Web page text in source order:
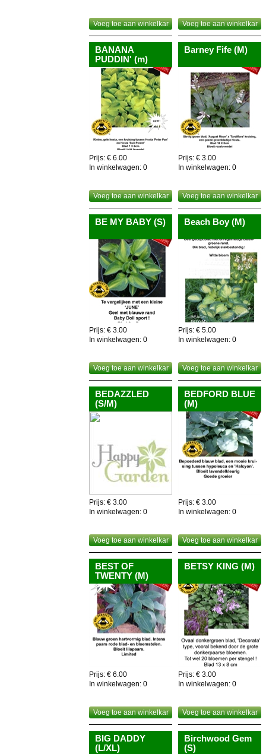
Voeg toe aan winkelkar Voeg toe aan winkelkar
BANANA
PUDDIN' (m)
Prijs: € 6.00
In winkelwagen: 0
Voeg toe aan winkelkar
Barney Fife (M)
Prijs: € 3.00
In winkelwagen: 0
Voeg toe aan winkelkar
BE MY BABY (S)
Prijs: € 3.00
In winkelwagen: 0
Voeg toe aan winkelkar
Beach Boy (M)
Prijs: € 5.00
In winkelwagen: 0
Voeg toe aan winkelkar
BEDAZZLED
(S/M)
Prijs: € 3.00
In winkelwagen: 0
Voeg toe aan winkelkar
BEDFORD BLUE
(M)
Prijs: € 3.00
In winkelwagen: 0
Voeg toe aan winkelkar
BEST OF
TWENTY (M)
Prijs: € 6.00
In winkelwagen: 0
Voeg toe aan winkelkar
BETSY KING (M)
Prijs: € 3.00
In winkelwagen: 0
Voeg toe aan winkelkar
BIG DADDY
(L/XL)
Birchwood Gem
(S)